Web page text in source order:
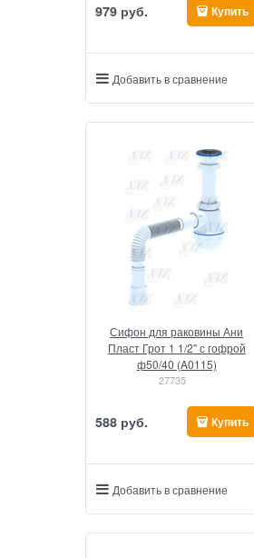
979 руб. Купить
Добавить в сравнение
Сифон для раковины Ани
Пласт Грот 1 1/2" с гофрой
ф50/40 (A0115)
27735
588 руб. Купить
Добавить в сравнение